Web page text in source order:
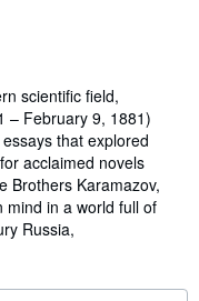
scientific field,
– February 9, 1881)
that explored
acclaimed novels
Brothers Karamazov,
mind in a world full of
Russia,